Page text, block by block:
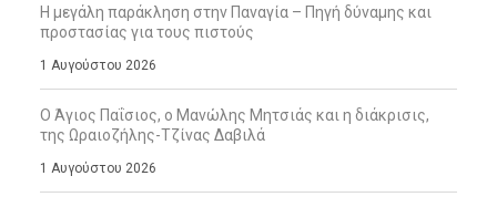
Η μεγάλη παράκληση στην Παναγία – Πηγή δύναμης και
προστασίας για τους πιστούς
1 Αυγούστου 2026
Ο Άγιος Παΐσιος, ο Μανώλης Μητσιάς και η διάκρισις,
της Ωραιοζήλης-Τζίνας Δαβιλά
1 Αυγούστου 2026